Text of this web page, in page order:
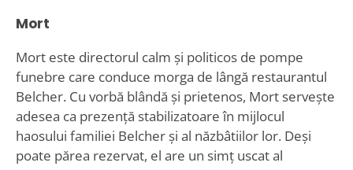
Mort
Mort este directorul calm și politicos de pompe
funebre care conduce morga de lângă restaurantul
Belcher. Cu vorbă blândă și prietenos, Mort servește
adesea ca prezență stabilizatoare în mijlocul
haosului familiei Belcher și al năzbâtiilor lor. Deși
poate părea rezervat, el are un simț uscat al